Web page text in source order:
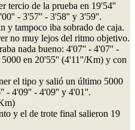
tercio de la prueba en 19'54''
- 3'57'' - 3'58'' y 3'59''.
y tampoco iba sobrado de caja.
no muy lejos del ritmo objetivo.
nada bueno: 4'07'' - 4'07'' -
en 20'55'' (4'11''/Km) y con
el tipo y salió un último 5000
- 4'09'' - 4'09'' y 4'01''.
y el de trote final salieron 19